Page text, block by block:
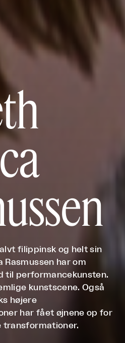
filippinsk og helt sin
Rasmussen har om
til performancekunsten.
kunstscene. Også
højere
har fået øjnene op for
transformationer.